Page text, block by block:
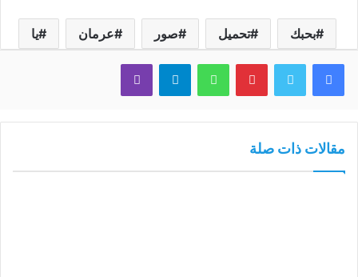
بحبك تحميل صور عرمان يا
فيسبوك تويتر بينتيريستواتساب تيلقرام ڤايبر
مقالات ذات صلة